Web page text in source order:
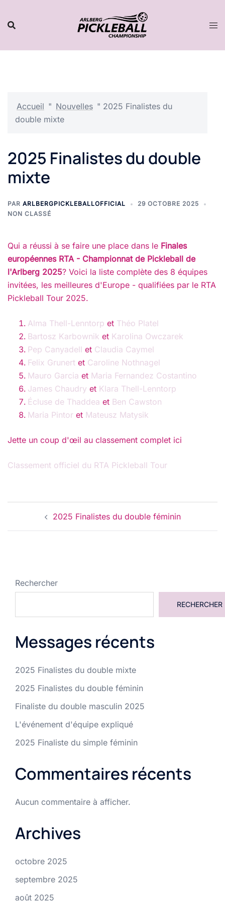
contenu
Accueil " Nouvelles " 2025 Finalistes du
double mixte
2025 Finalistes du double
mixte
PAR ARLBERGPICKLEBALLOFFICIAL
29 OCTOBRE 2025
NON CLASSÉ
Qui a réussi à se faire une place dans le Finales
européennes RTA - Championnat de Pickleball de
l'Arlberg 2025? Voici la liste complète des 8 équipes
invitées, les meilleures d'Europe - qualifiées par le RTA
Pickleball Tour 2025.
Alma Thell-Lenntorp et Théo Platel
Bartosz Karbownik et Karolina Owczarek
Pep Canyadell et Claudia Caymel
Felix Grunert et Caroline Nothnagel
Mauro Garcia et Maria Fernandez Costantino
James Chaudry et Klara Thell-Lenntorp
Écluse de Thaddea et Ben Cawston
Maria Pintor et Mateusz Matysik
Jette un coup d'œil au classement complet ici
Classement officiel du RTA Pickleball Tour
Navigation
d’article2025 Finalistes du double féminin
Rechercher
RECHERCHER
Messages récents
2025 Finalistes du double mixte
2025 Finalistes du double féminin
Finaliste du double masculin 2025
L'événement d'équipe expliqué
2025 Finaliste du simple féminin
Commentaires récents
Aucun commentaire à afficher.
Archives
octobre 2025
septembre 2025
août 2025